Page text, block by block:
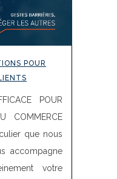
POUR
POUR
COMMERCE
que nous
accompagne
votre